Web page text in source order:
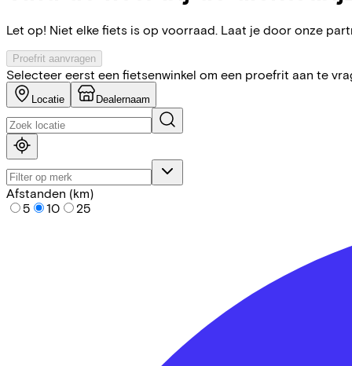
Let op! Niet elke fiets is op voorraad. Laat je door onze
Proefrit aanvragen
Selecteer eerst een fietsenwinkel om een proefrit aan te
Locatie Dealernaam
Afstanden (km)
5
10 25